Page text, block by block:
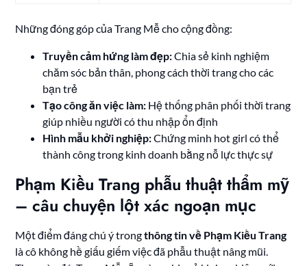
Những đóng góp của Trang Mễ cho cộng đồng:
Truyền cảm hứng làm đẹp:Chia sẻ kinh nghiệm
chăm sóc bản thân, phong cách thời trang cho các
bạn trẻ
Tạo công ăn việc làm: Hệ thống phân phối thời trang
giúp nhiều người có thu nhập ổn định
Hình mẫu khởi nghiệp:Chứng minh hot girl có thể
thành công trong kinh doanh bằng nỗ lực thực sự
Phạm Kiều Trang phẫu thuật thẩm mỹ
– câu chuyện lột xác ngoạn mục
Một điểm đáng chú ý trongthông tin về Phạm Kiều Trang
là cô không hề giấu giếm việc đã phẫu thuật nâng mũi.